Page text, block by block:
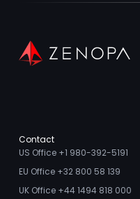
Contact
US Office +1 980-392-5191
EU Office +32 800 58 139
UK Office +44 1494 818 000